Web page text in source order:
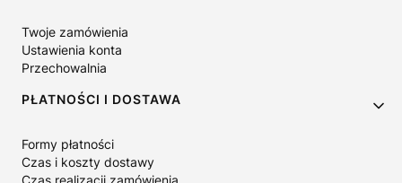
Twoje zamówienia
Ustawienia konta
Przechowalnia
PŁATNOŚCI I DOSTAWA
Formy płatności
Czas i koszty dostawy
Czas realizacji zamówienia